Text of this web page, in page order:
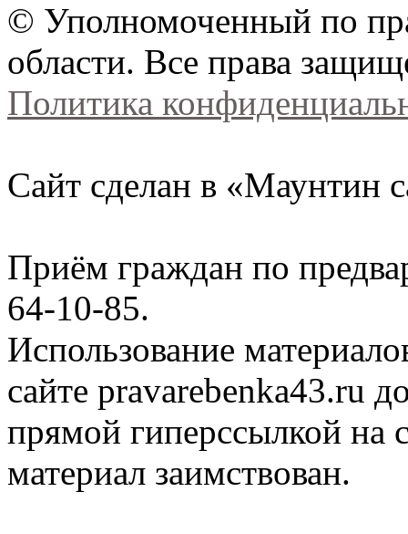
© Уполномоченный по
области. Все права
Политика
Сайт сделан в «Маунтин
Приём граждан по
64-10-85.
Использование
сайте pravarebenka43.ru
прямой гиперссылкой на
материал заимствован.